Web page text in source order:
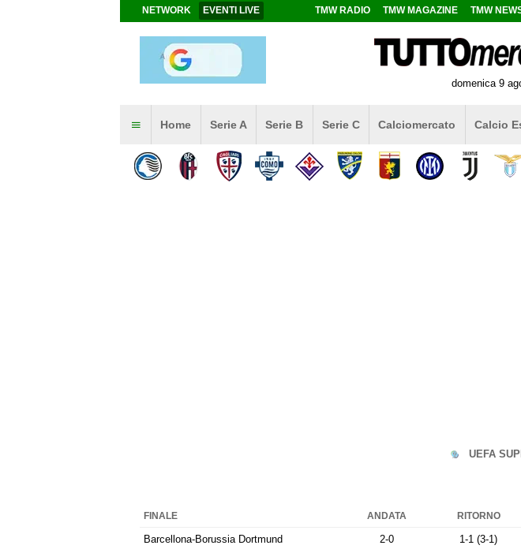
NETWORK EVENTI LIVE TMW RADIO TMW MAGAZINE TMW
domenica 9
Home Serie A Serie B Serie C Calciomercato Calcio
UEFA
FINALE ANDATA RITORNO
Barcellona-Borussia Dortmund 2-0 1-1 (3-1)